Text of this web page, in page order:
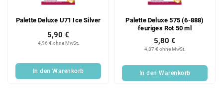
Palette Deluxe U71 Ice Silver
4,96 € ohne MwSt.
5,90 €
In den Warenkorb
Palette Deluxe 575 (6-888)
feuriges Rot 50 ml
4,87 € ohne MwSt.
5,80 €
In den Warenkorb